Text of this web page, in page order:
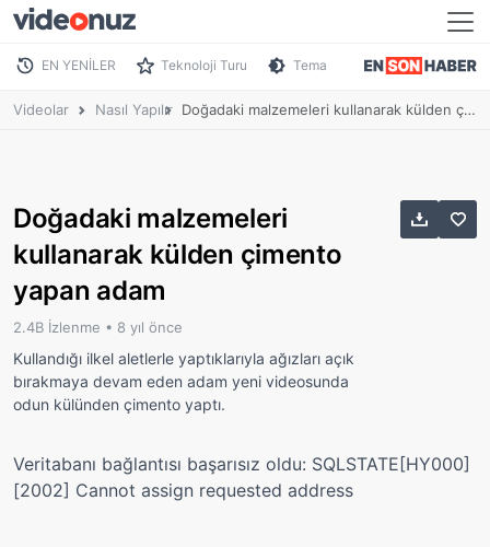
EN YENİLER Teknoloji Turu Tema
Videolar Nasıl Yapılır Doğadaki malzemeleri kullanarak külden çimento yapan adam
Doğadaki malzemeleri
kullanarak külden çimento
yapan adam
2.4B İzlenme • 8 yıl önce
Kullandığı ilkel aletlerle yaptıklarıyla ağızları açık
bırakmaya devam eden adam yeni videosunda
odun külünden çimento yaptı.
Veritabanı bağlantısı başarısız oldu: SQLSTATE[HY000]
[2002] Cannot assign requested address